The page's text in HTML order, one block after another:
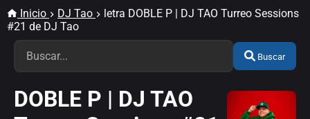
Inicio DJ Tao
letra DOBLE P | DJ TAO Turreo Sessions
#21 de DJ Tao
Buscar
DOBLE P | DJ TAO